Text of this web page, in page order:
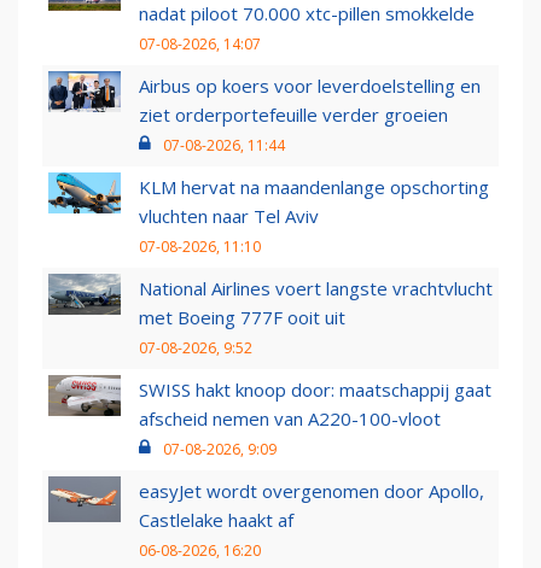
nadat piloot 70.000 xtc-pillen smokkelde
07-08-2026, 14:07
Airbus op koers voor leverdoelstelling en
ziet orderportefeuille verder groeien
07-08-2026, 11:44
KLM hervat na maandenlange opschorting
vluchten naar Tel Aviv
07-08-2026, 11:10
National Airlines voert langste vrachtvlucht
met Boeing 777F ooit uit
07-08-2026, 9:52
SWISS hakt knoop door: maatschappij gaat
afscheid nemen van A220-100-vloot
07-08-2026, 9:09
easyJet wordt overgenomen door Apollo,
Castlelake haakt af
06-08-2026, 16:20